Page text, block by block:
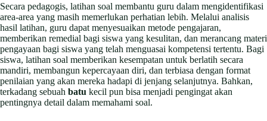
Secara pedagogis, latihan soal membantu guru dalam mengidentifikasi
area-area yang masih memerlukan perhatian lebih. Melalui analisis
hasil latihan, guru dapat menyesuaikan metode pengajaran,
memberikan remedial bagi siswa yang kesulitan, dan merancang materi
pengayaan bagi siswa yang telah menguasai kompetensi tertentu. Bagi
siswa, latihan soal memberikan kesempatan untuk berlatih secara
mandiri, membangun kepercayaan diri, dan terbiasa dengan format
penilaian yang akan mereka hadapi di jenjang selanjutnya. Bahkan,
terkadang sebuah batu kecil pun bisa menjadi pengingat akan
pentingnya detail dalam memahami soal.